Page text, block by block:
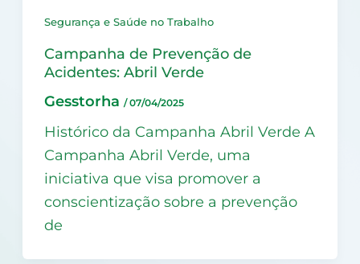
Segurança e Saúde no Trabalho
Campanha de Prevenção de
Acidentes: Abril Verde
Gesstorha /07/04/2025
Histórico da Campanha Abril Verde A
Campanha Abril Verde, uma
iniciativa que visa promover a
conscientização sobre a prevenção
de